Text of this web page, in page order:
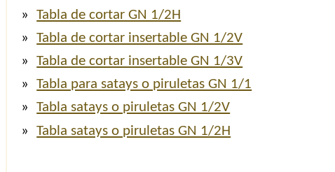
Tabla de cortar GN 1/2H
Tabla de cortar insertable GN 1/2V
Tabla de cortar insertable GN 1/3V
Tabla para satays o piruletas GN 1/1
Tabla satays o piruletas GN 1/2V
Tabla satays o piruletas GN 1/2H